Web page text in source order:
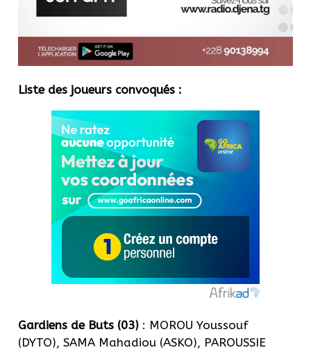
Liste des joueurs convoqués :
Gardiens de Buts (03) : MOROU Youssouf
(DYTO), SAMA Mahadiou (ASKO), PAROUSSIE